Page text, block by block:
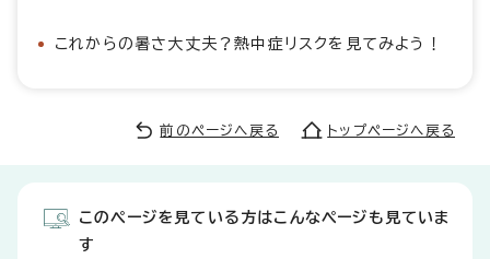
これからの暑さ大丈夫？熱中症リスクを見てみよう！
前のページへ戻る トップページへ戻る
このページを見ている方はこんなページも見ていま
す